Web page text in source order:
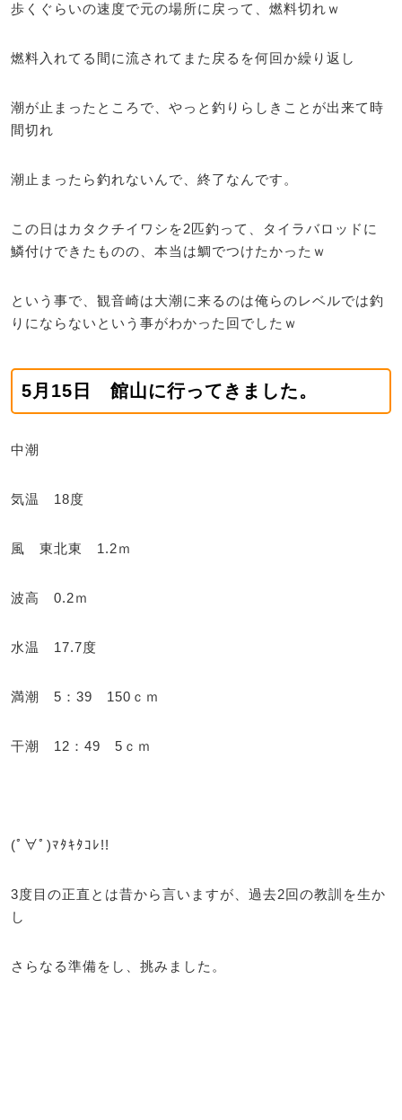
歩くぐらいの速度で元の場所に戻って、燃料切れｗ
燃料入れてる間に流されてまた戻るを何回か繰り返し
潮が止まったところで、やっと釣りらしきことが出来て時
間切れ
潮止まったら釣れないんで、終了なんです。
この日はカタクチイワシを2匹釣って、タイラバロッドに
鱗付けできたものの、本当は鯛でつけたかったｗ
という事で、観音崎は大潮に来るのは俺らのレベルでは釣
りにならないという事がわかった回でしたｗ
5月15日 館山に行ってきました。
中潮
気温 18度
風 東北東 1.2ｍ
波高 0.2ｍ
水温 17.7度
満潮 5：39 150ｃｍ
干潮 12：49 5ｃｍ
(ﾟ∀ﾟ)ﾏﾀｷﾀｺﾚ!!
3度目の正直とは昔から言いますが、過去2回の教訓を生か
し
さらなる準備をし、挑みました。